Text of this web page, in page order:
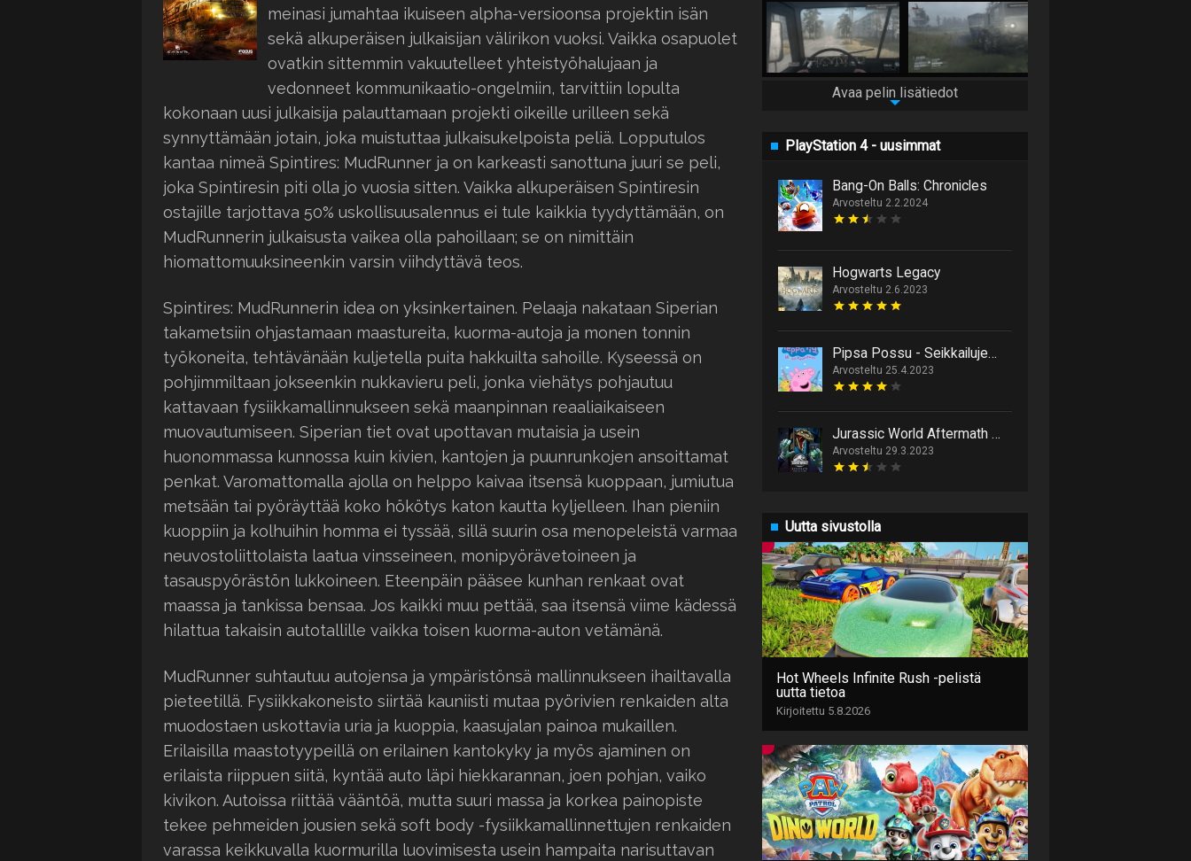
meinasi jumahtaa ikuiseen alpha-versioonsa projektin isän
sekä alkuperäisen julkaisijan välirikon vuoksi. Vaikka osapuolet
ovatkin sittemmin vakuutelleet yhteistyöhalujaan ja
vedonneet kommunikaatio-ongelmiin, tarvittiin lopulta
kokonaan uusi julkaisija palauttamaan projekti oikeille urilleen sekä
synnyttämään jotain, joka muistuttaa julkaisukelpoista peliä. Lopputulos
kantaa nimeä Spintires: MudRunner ja on karkeasti sanottuna juuri se peli,
joka Spintiresin piti olla jo vuosia sitten. Vaikka alkuperäisen Spintiresin
ostajille tarjottava 50% uskollisuusalennus ei tule kaikkia tyydyttämään, on
MudRunnerin julkaisusta vaikea olla pahoillaan; se on nimittäin
hiomattomuuksineenkin varsin viihdyttävä teos.
Spintires: MudRunnerin idea on yksinkertainen. Pelaaja nakataan Siperian
takametsiin ohjastamaan maastureita, kuorma-autoja ja monen tonnin
työkoneita, tehtävänään kuljetella puita hakkuilta sahoille. Kyseessä on
pohjimmiltaan jokseenkin nukkavieru peli, jonka viehätys pohjautuu
kattavaan fysiikkamallinnukseen sekä maanpinnan reaaliaikaiseen
muovautumiseen. Siperian tiet ovat upottavan mutaisia ja usein
huonommassa kunnossa kuin kivien, kantojen ja puunrunkojen ansoittamat
penkat. Varomattomalla ajolla on helppo kaivaa itsensä kuoppaan, jumiutua
metsään tai pyöräyttää koko hökötys katon kautta kyljelleen. Ihan pieniin
kuoppiin ja kolhuihin homma ei tyssää, sillä suurin osa menopeleistä varmaa
neuvostoliittolaista laatua vinsseineen, monipyörävetoineen ja
tasauspyörästön lukkoineen. Eteenpäin pääsee kunhan renkaat ovat
maassa ja tankissa bensaa. Jos kaikki muu pettää, saa itsensä viime kädessä
hilattua takaisin autotallille vaikka toisen kuorma-auton vetämänä.
MudRunner suhtautuu autojensa ja ympäristönsä mallinnukseen ihailtavalla
pieteetillä. Fysiikkakoneisto siirtää kauniisti mutaa pyörivien renkaiden alta
muodostaen uskottavia uria ja kuoppia, kaasujalan painoa mukaillen.
Erilaisilla maastotyypeillä on erilainen kantokyky ja myös ajaminen on
erilaista riippuen siitä, kyntää auto läpi hiekkarannan, joen pohjan, vaiko
kivikon. Autoissa riittää vääntöä, mutta suuri massa ja korkea painopiste
tekee pehmeiden jousien sekä soft body -fysiikkamallinnettujen renkaiden
varassa keikkuvalla kuormurilla luovimisesta usein hampaita narisuttavan
Avaa pelin lisätiedot
PlayStation 4 - uusimmat
Bang-On Balls: Chronicles
Arvosteltu 2.2.2024
Hogwarts Legacy
Arvosteltu 2.6.2023
Pipsa Possu - Seikkailujen Maailma
Arvosteltu 25.4.2023
Jurassic World Aftermath Collection
Arvosteltu 29.3.2023
Uutta sivustolla
Hot Wheels Infinite Rush -pelistä
uutta tietoa
Kirjoitettu 5.8.2026